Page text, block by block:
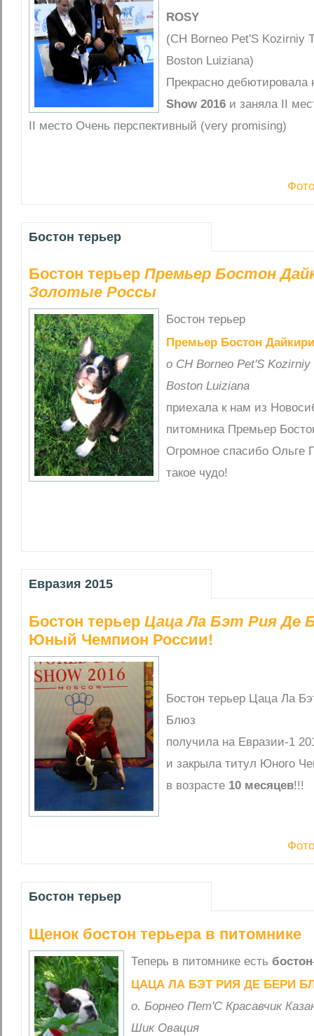
ROSY
(CH Borneo Pet'S Kozirniy
Boston Luiziana)
Прекрасно дебютировала
Show 2016 и заняла II
II место Очень перспективный (very promising)
Бостон терьер
Бостон терьер Премьер Бостон
Золотые Россы
Бостон терьер
Премьер Бостон
о CH Borneo Pet'S
Boston Luiziana
приехала к нам из
питомника Премьер
Огромное спасибо Ольге
такое чудо!
Евразия 2015
Бостон терьер Цаца Ла Бэт Рия Де
Юный Чемпион России!
Бостон терьер Цаца Ла
Блюз
получила на Евразии-1
и закрыла титул Юного
в возрасте 10 месяцев!!!
Бостон терьер
Щенок бостон терьера в питомнике
Теперь в питомнике есть
ЦАЦА ЛА БЭТ РИЯ ДЕ БЕРИ
o. Борнео Пет'С Красавчик
Шик Овация